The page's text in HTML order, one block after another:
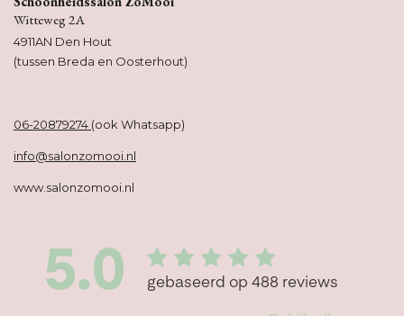
Witteweg 2A
4911AN Den Hout
(tussen Breda en Oosterhout)
06-20879274 (ook Whatsapp)
info@salonzomooi.nl
www.salonzomooi.nl